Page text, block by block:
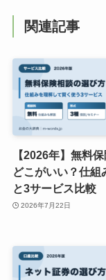
関連記事
【2026年】無料
どこがいい？仕組
と3サービス比較
2026年7月22日